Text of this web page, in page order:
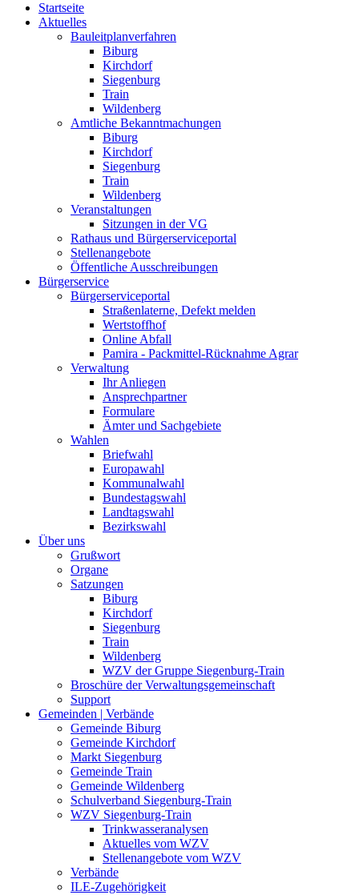
Startseite
Aktuelles
Bauleitplanverfahren
Biburg
Kirchdorf
Siegenburg
Train
Wildenberg
Amtliche Bekanntmachungen
Biburg
Kirchdorf
Siegenburg
Train
Wildenberg
Veranstaltungen
Sitzungen in der VG
Rathaus und Bürgerserviceportal
Stellenangebote
Öffentliche Ausschreibungen
Bürgerservice
Bürgerserviceportal
Straßenlaterne, Defekt melden
Wertstoffhof
Online Abfall
Pamira - Packmittel-Rücknahme Agrar
Verwaltung
Ihr Anliegen
Ansprechpartner
Formulare
Ämter und Sachgebiete
Wahlen
Briefwahl
Europawahl
Kommunalwahl
Bundestagswahl
Landtagswahl
Bezirkswahl
Über uns
Grußwort
Organe
Satzungen
Biburg
Kirchdorf
Siegenburg
Train
Wildenberg
WZV der Gruppe Siegenburg-Train
Broschüre der Verwaltungsgemeinschaft
Support
Gemeinden | Verbände
Gemeinde Biburg
Gemeinde Kirchdorf
Markt Siegenburg
Gemeinde Train
Gemeinde Wildenberg
Schulverband Siegenburg-Train
WZV Siegenburg-Train
Trinkwasseranalysen
Aktuelles vom WZV
Stellenangebote vom WZV
Verbände
ILE-Zugehörigkeit